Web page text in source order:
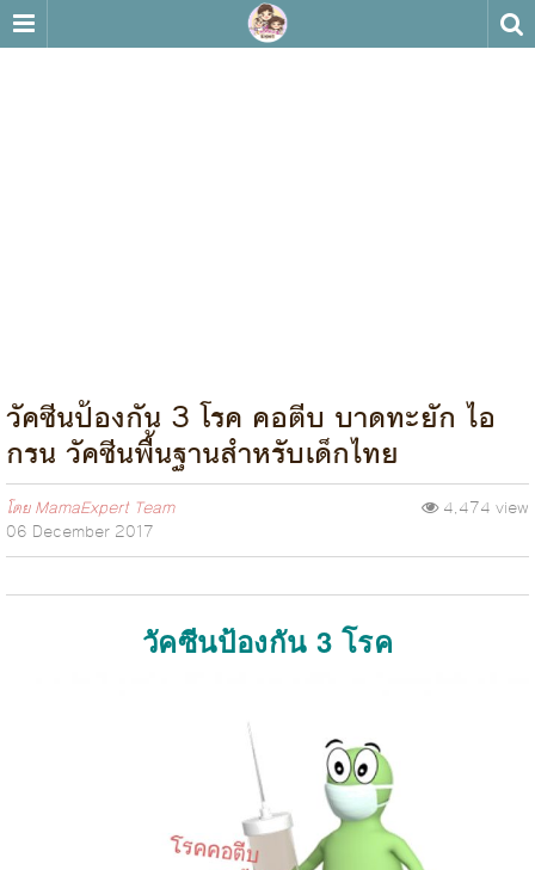
วัคซีนป้องกัน 3 โรค คอตีบ บาดทะยัก ไอ
กรน วัคซีนพื้นฐานสำหรับเด็กไทย
โดยMamaExpert Team
06 December 2017
4,474 view
วัคซีนป้องกัน 3 โรค